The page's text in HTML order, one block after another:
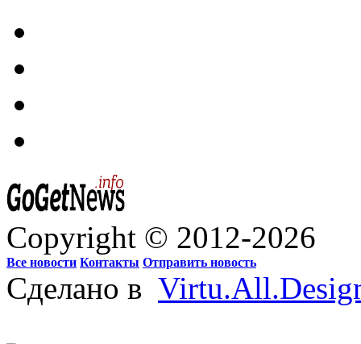
Copyright © 2012-2026
Все новости Контакты Отправить новость
Сделано в